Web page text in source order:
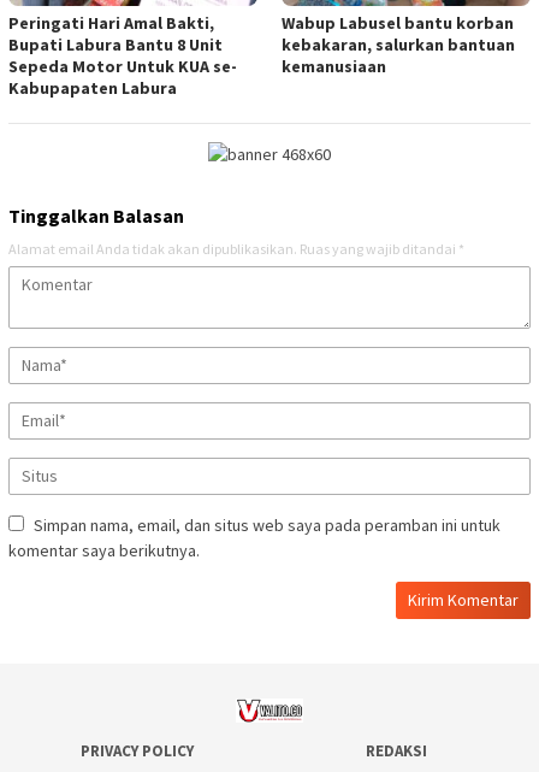
Peringati Hari Amal Bakti,
Bupati Labura Bantu 8 Unit
Sepeda Motor Untuk KUA se-
Kabupapaten Labura
Wabup Labusel bantu korban
kebakaran, salurkan bantuan
kemanusiaan
Tinggalkan Balasan
Alamat email Anda tidak akan dipublikasikan. Ruas yang wajib ditandai *
Simpan nama, email, dan situs web saya pada peramban ini untuk
komentar saya berikutnya.
PRIVACY POLICY REDAKSI